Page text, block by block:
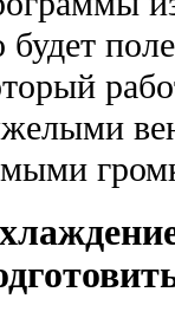
будет